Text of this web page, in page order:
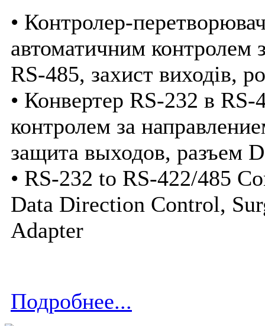
• Контролер-
автоматичним контролем
RS-485, захист виходів,
• Конвертер RS-232 в
контролем за
защита выходов, разъем
• RS-232 to RS-422/485
Data Direction Control,
Adapter
Подробнее...